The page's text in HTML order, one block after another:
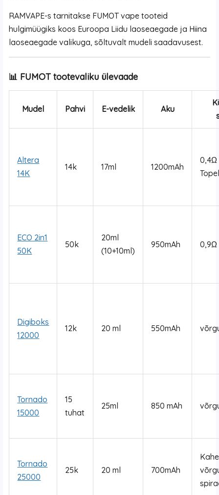
RAMVAPE-s tarnitakse FUMOT vape tooteid
hulgimüügiks koos Euroopa Liidu laoseaegade ja Hiina
laoseaegade valikuga, sõltuvalt mudeli saadavusest.
📊 FUMOT tootevaliku ülevaade
Mudel Pahvi E-vedelik Aku
Altera
14K
14k 17ml 1200mAh
0,4Ω
ECO 2in1
50K
50k
20ml
(10+10ml)
950mAh 0,9Ω
Digiboks
12000
12k 20 ml 550mAh
Tornado
15000
15
tuhat
25ml 850 mAh
Tornado
25000
25k 20 ml 700mAh